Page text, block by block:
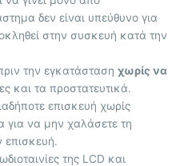
δεν είναι υπεύθυνο για
στην συσκευή κατά την
την εγκατάστασηχωρίς να
και τα προστατευτικά.
επισκευή χωρίς
για να μην χαλάσετε τη
της LCD και